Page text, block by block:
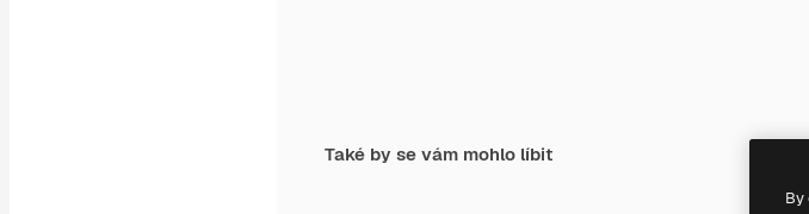
Také by se vám mohlo líbit
By